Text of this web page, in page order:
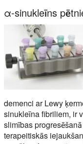
α-sinukleīns
demenci ar Lewy
sinukleīna fibriliem, ir
slimības
terapeitiskās